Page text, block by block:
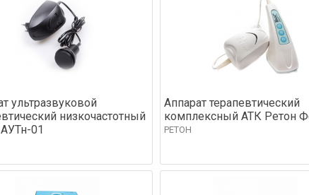
ультразвуковой
низкочастотный
01
Аппарат терапевтический
комплексный АТК Ретон
РЕТОН